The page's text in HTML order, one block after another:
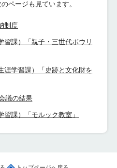
ページも見ています。
制度
習課）「親子・三世代ボウリ
涯学習課）「史跡と文化財を
議の結果
習課）「モルック教室」